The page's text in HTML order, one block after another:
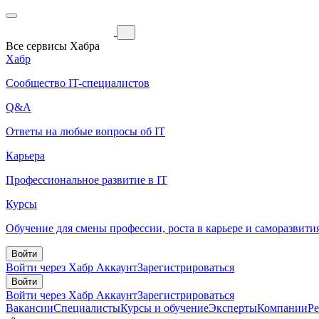
Все сервисы Хабра
Хабр
Сообщество IT-специалистов
Q&A
Ответы на любые вопросы об IT
Карьера
Профессиональное развитие в IT
Курсы
Обучение для смены профессии, роста в карьере и
Войти
Войти через Хабр АккаунтЗарегистрироваться
Войти
Войти через Хабр АккаунтЗарегистрироваться
ВакансииСпециалистыКурсы и обучениеЭкспертыКомпании